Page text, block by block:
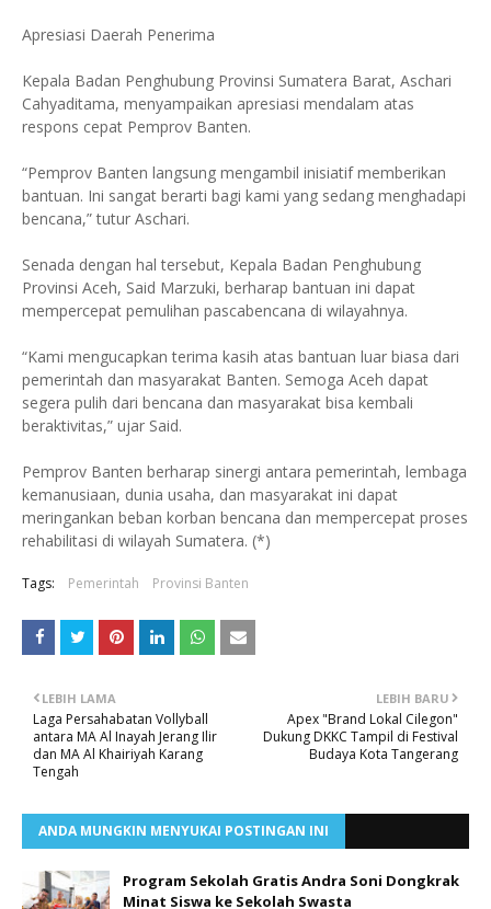
​Apresiasi Daerah Penerima
​Kepala Badan Penghubung Provinsi Sumatera Barat, Aschari
Cahyaditama, menyampaikan apresiasi mendalam atas
respons cepat Pemprov Banten.
​“Pemprov Banten langsung mengambil inisiatif memberikan
bantuan. Ini sangat berarti bagi kami yang sedang menghadapi
bencana,” tutur Aschari.
​Senada dengan hal tersebut, Kepala Badan Penghubung
Provinsi Aceh, Said Marzuki, berharap bantuan ini dapat
mempercepat pemulihan pascabencana di wilayahnya.
​“Kami mengucapkan terima kasih atas bantuan luar biasa dari
pemerintah dan masyarakat Banten. Semoga Aceh dapat
segera pulih dari bencana dan masyarakat bisa kembali
beraktivitas,” ujar Said.
​Pemprov Banten berharap sinergi antara pemerintah, lembaga
kemanusiaan, dunia usaha, dan masyarakat ini dapat
meringankan beban korban bencana dan mempercepat proses
rehabilitasi di wilayah Sumatera. (*)
Tags: Pemerintah Provinsi Banten
LEBIH BARU
Apex "Brand Lokal Cilegon"
Dukung DKKC Tampil di Festival
Budaya Kota Tangerang
LEBIH LAMA
Laga Persahabatan Vollyball
antara MA Al Inayah Jerang Ilir
dan MA Al Khairiyah Karang
Tengah
ANDA MUNGKIN MENYUKAI POSTINGAN INI
Program Sekolah Gratis Andra Soni Dongkrak
Minat Siswa ke Sekolah Swasta